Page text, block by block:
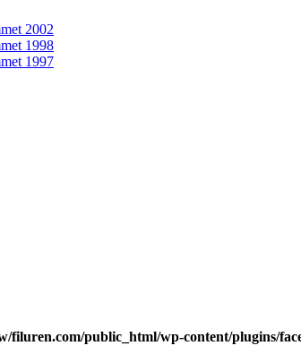
2002
1998
1997
filuren.com/public_html/wp-content/plugins/